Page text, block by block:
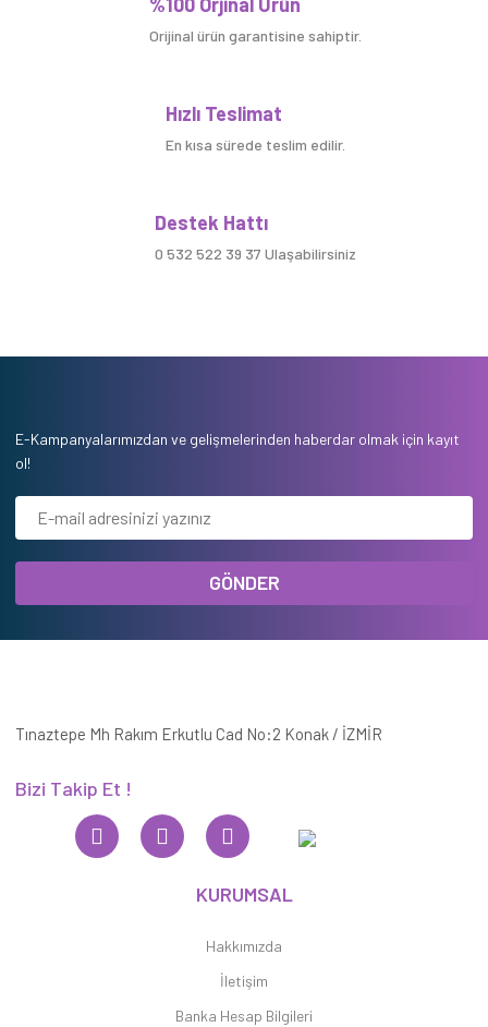
Orijinal ürün garantisine sahiptir.
Hızlı Teslimat
En kısa sürede teslim edilir.
Destek Hattı
0 532 522 39 37 Ulaşabilirsiniz
E-Kampanyalarımızdan ve gelişmelerinden haberdar olmak için kayıt
ol!
GÖNDER
Tınaztepe Mh Rakım Erkutlu Cad No:2 Konak / İZMİR
Bizi Takip Et !
KURUMSAL
Hakkımızda
İletişim
Banka Hesap Bilgileri